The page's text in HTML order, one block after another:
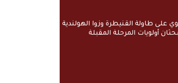
على طاولة القنيطرة وزوا الهولندية
أولويات المرحلة المقبلة